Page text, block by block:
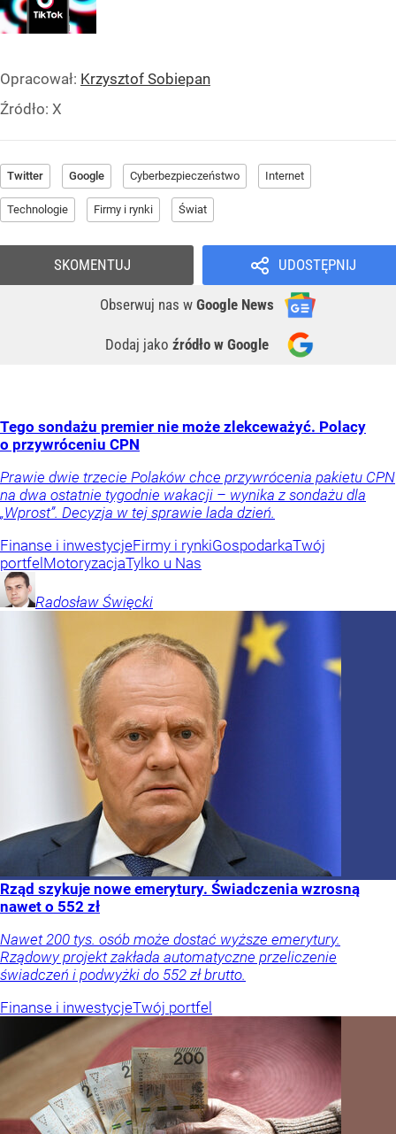
Opracował: Krzysztof Sobiepan
Źródło: X
Twitter Google Cyberbezpieczeństwo Internet
Technologie Firmy i rynki Świat
UDOSTĘPNIJ
Obserwuj nas w Google News
Dodaj jako źródło w Google
SKOMENTUJ
Tego sondażu premier nie może zlekceważyć. Polacy
o przywróceniu CPN
Prawie dwie trzecie Polaków chce przywrócenia pakietu CPN
na dwa ostatnie tygodnie wakacji – wynika z sondażu dla
„Wprost”. Decyzja w tej sprawie lada dzień.
Finanse i inwestycjeFirmy i rynkiGospodarkaTwój
portfelMotoryzacjaTylko u Nas
Radosław Święcki
Rząd szykuje nowe emerytury. Świadczenia wzrosną
nawet o 552 zł
Nawet 200 tys. osób może dostać wyższe emerytury.
Rządowy projekt zakłada automatyczne przeliczenie
świadczeń i podwyżki do 552 zł brutto.
Finanse i inwestycjeTwój portfel